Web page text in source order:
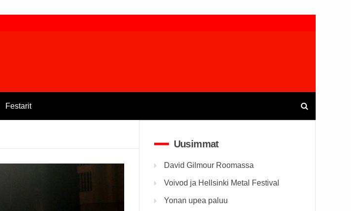
Festarit
Uusimmat
David Gilmour Roomassa
Voivod ja Hellsinki Metal Festival
Yonan upea paluu